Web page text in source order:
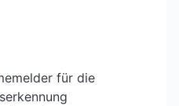
für die